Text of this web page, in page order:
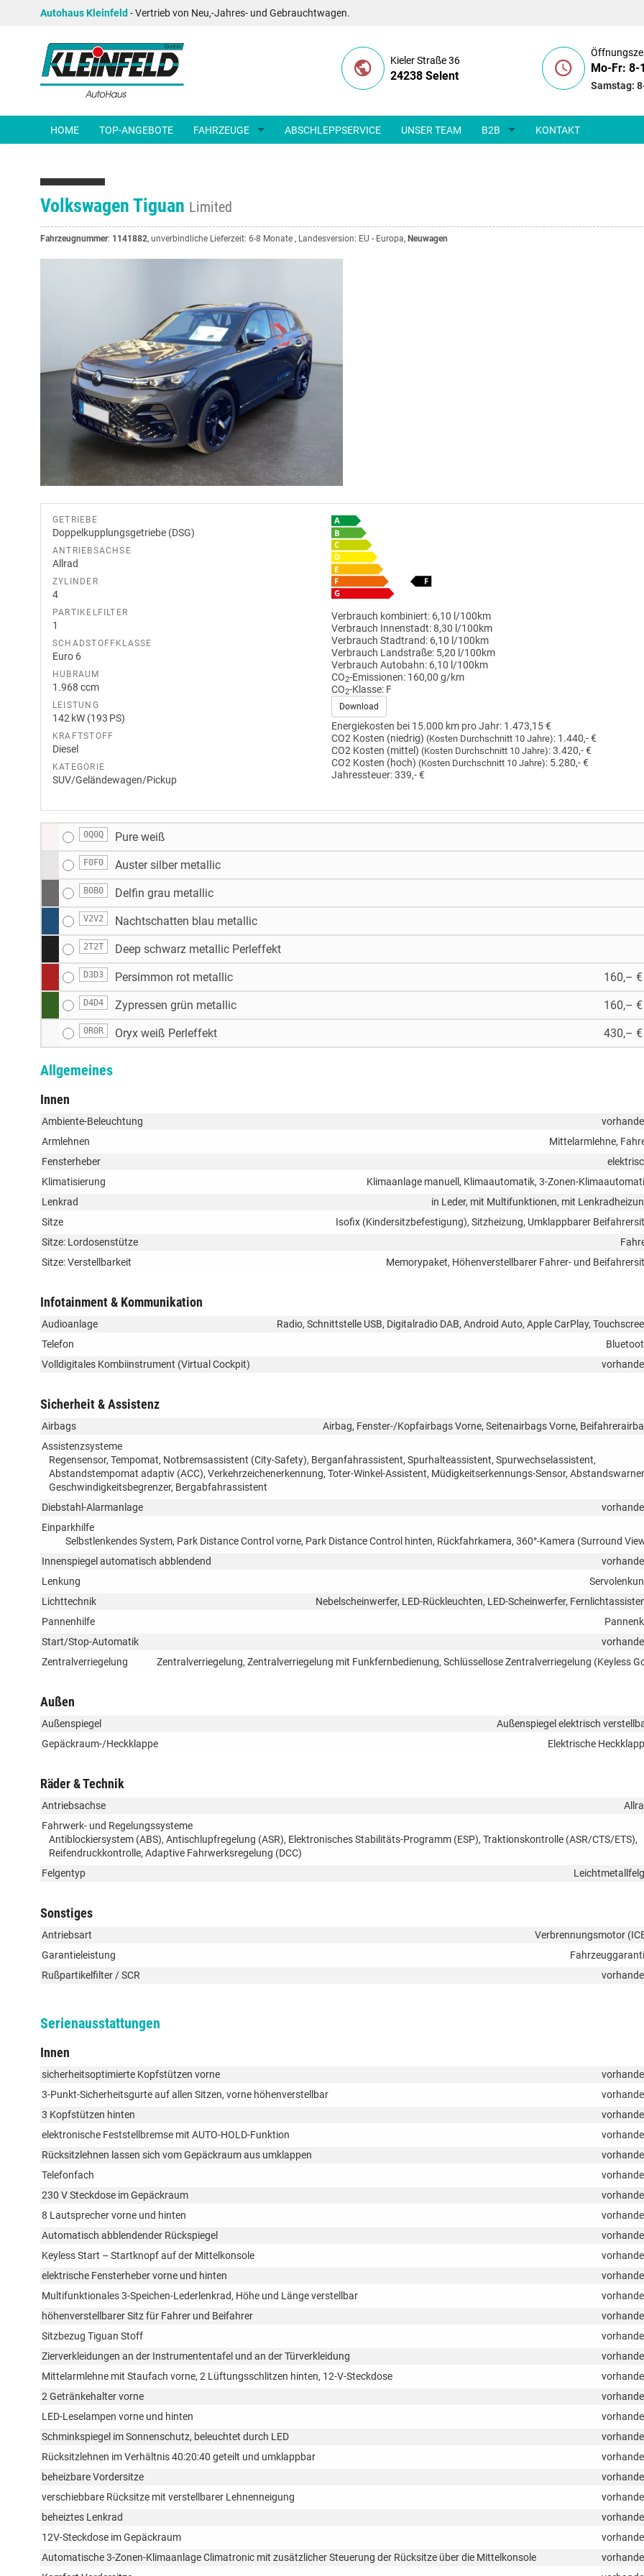
Autohaus Kleinfeld - Vertrieb von Neu,-Jahres- und Gebrauchtwagen.
Kieler Straße 36
24238 Selent
Mo-Fr: 8-
Samstag:
HOME TOP-ANGEBOTE FAHRZEUGE ABSCHLEPPSERVICE UNSER TEAM B2B KONTAKT
Volkswagen Tiguan Limited
Fahrzeugnummer: 1141882, unverbindliche Lieferzeit: 6-8 Monate , Landesversion: EU - Europa, Neuwagen
GETRIEBE
Doppelkupplungsgetriebe (DSG)
ANTRIEBSACHSE
Allrad
ZYLINDER
4
PARTIKELFILTER
1
SCHADSTOFFKLASSE
Euro 6
HUBRAUM
1.968 ccm
LEISTUNG
142 kW (193 PS)
KRAFTSTOFF
Diesel
KATEGORIE
SUV/Geländewagen/Pickup
Verbrauch kombiniert: 6,10 l/100km
Verbrauch Innenstadt:8,30 l/100km
Verbrauch Stadtrand: 6,10 l/100km
Verbrauch Landstraße: 5,20 l/100km
Verbrauch Autobahn: 6,10 l/100km
CO2-Emissionen: 160,00 g/km
CO2-Klasse: F
Download
Energiekosten bei 15.000 km pro Jahr: 1.473,15 €
CO2 Kosten (niedrig) (Kosten Durchschnitt 10 Jahre): 1.440,- €
CO2 Kosten (mittel) (Kosten Durchschnitt 10 Jahre):3.420,- €
CO2 Kosten (hoch) (Kosten Durchschnitt 10 Jahre): 5.280,- €
Jahressteuer:339,- €
0Q0Q Pure weiß
F0F0 Auster silber metallic
B0B0 Delfin grau metallic
V2V2 Nachtschatten blau metallic
2T2T Deep schwarz metallic Perleffekt
D3D3 Persimmon rot metallic 160,– €
D4D4 Zypressen grün metallic 160,– €
0R0R Oryx weiß Perleffekt 430,– €
Allgemeines
Innen
Ambiente-Beleuchtung
Armlehnen
Mittelarmlehne,
Fensterheber
Klimatisierung
Klimaanlage manuell, Klimaautomatik, 3-Zonen-
Lenkrad
in Leder, mit Multifunktionen, mit
Sitze
Isofix (Kindersitzbefestigung), Sitzheizung, Umklappbarer
Sitze: Lordosenstütze
Sitze: Verstellbarkeit
Memorypaket, Höhenverstellbarer Fahrer- und
Infotainment & Kommunikation
Audioanlage
Radio, Schnittstelle USB, Digitalradio DAB, Android Auto, Apple CarPlay,
Telefon
Volldigitales Kombiinstrument (Virtual Cockpit)
Sicherheit & Assistenz
Airbags
Airbag, Fenster-/Kopfairbags Vorne, Seitenairbags Vorne,
Assistenzsysteme
Regensensor, Tempomat, Notbremsassistent (City-Safety), Berganfahrassistent, Spurhalteassistent, Spurwechselassistent,
Abstandstempomat adaptiv (ACC), Verkehrzeichenerkennung, Toter-Winkel-Assistent, Müdigkeitserkennungs-Sensor,
Geschwindigkeitsbegrenzer, Bergabfahrassistent
Diebstahl-Alarmanlage
Einparkhilfe
Selbstlenkendes System, Park Distance Control vorne, Park Distance Control hinten, Rückfahrkamera, 360°-Kamera (Surround
Innenspiegel automatisch abblendend
Lenkung
Lichttechnik
Nebelscheinwerfer, LED-Rückleuchten, LED-Scheinwerfer,
Pannenhilfe
Start/Stop-Automatik
Zentralverriegelung
Zentralverriegelung, Zentralverriegelung mit Funkfernbedienung, Schlüssellose Zentralverriegelung (Keyless
Außen
Außenspiegel
Außenspiegel elektrisch
Gepäckraum-/Heckklappe
Elektrische
Räder & Technik
Antriebsachse
Fahrwerk- und Regelungssysteme
Antiblockiersystem (ABS), Antischlupfregelung (ASR), Elektronisches Stabilitäts-Programm (ESP), Traktionskontrolle (ASR/CTS/ETS),
Reifendruckkontrolle, Adaptive Fahrwerksregelung (DCC)
Felgentyp
Sonstiges
Antriebsart
Verbrennungsmotor
Garantieleistung
Rußpartikelfilter / SCR
Serienausstattungen
Innen
sicherheitsoptimierte Kopfstützen vorne
3-Punkt-Sicherheitsgurte auf allen Sitzen, vorne höhenverstellbar
3 Kopfstützen hinten
elektronische Feststellbremse mit AUTO-HOLD-Funktion
Rücksitzlehnen lassen sich vom Gepäckraum aus umklappen
Telefonfach
230 V Steckdose im Gepäckraum
8 Lautsprecher vorne und hinten
Automatisch abblendender Rückspiegel
Keyless Start – Startknopf auf der Mittelkonsole
elektrische Fensterheber vorne und hinten
Multifunktionales 3-Speichen-Lederlenkrad, Höhe und Länge verstellbar
höhenverstellbarer Sitz für Fahrer und Beifahrer
Sitzbezug Tiguan Stoff
Zierverkleidungen an der Instrumententafel und an der Türverkleidung
Mittelarmlehne mit Staufach vorne, 2 Lüftungsschlitzen hinten, 12-V-Steckdose
2 Getränkehalter vorne
LED-Leselampen vorne und hinten
Schminkspiegel im Sonnenschutz, beleuchtet durch LED
Rücksitzlehnen im Verhältnis 40:20:40 geteilt und umklappbar
beheizbare Vordersitze
verschiebbare Rücksitze mit verstellbarer Lehnenneigung
beheiztes Lenkrad
12V-Steckdose im Gepäckraum
Automatische 3-Zonen-Klimaanlage Climatronic mit zusätzlicher Steuerung der Rücksitze über die Mittelkonsole